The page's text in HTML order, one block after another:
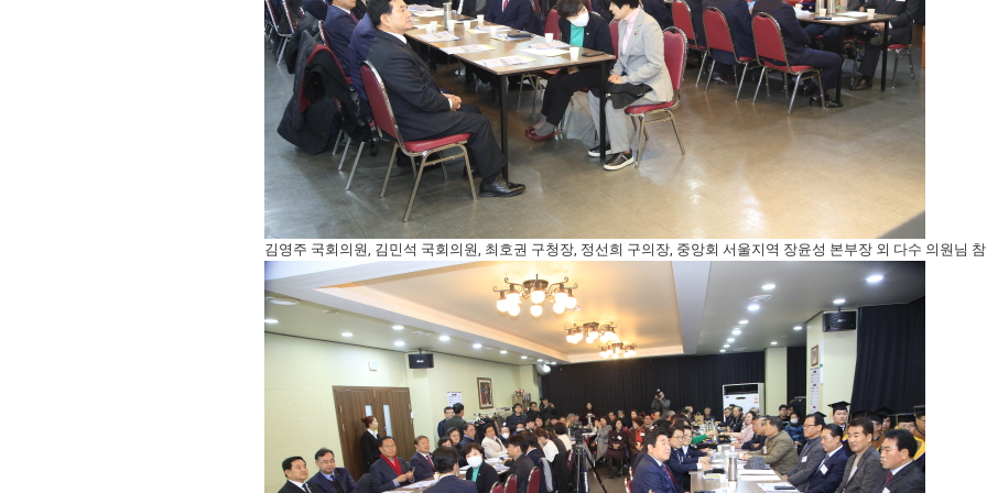
김영주 국회의원, 김민석 국회의원, 최호권 구청장, 정선희 구의장, 중앙회 서울지역 장윤성 본부장 외 다수 의원님